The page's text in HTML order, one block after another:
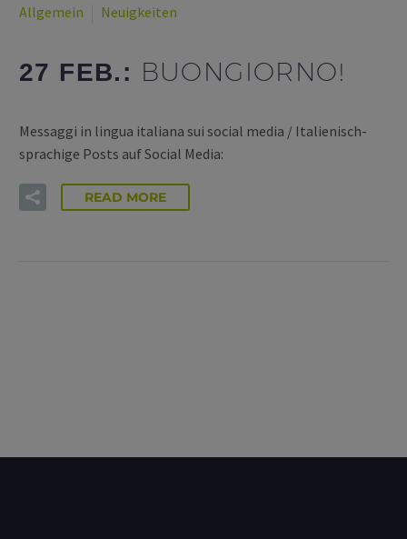
Allgemein
Neuigkeiten
27 FEB.: BUONGIORNO!
Messaggi in lingua italiana sui social media / Italienisch-
sprachige Posts auf Social Media:
READ MORE